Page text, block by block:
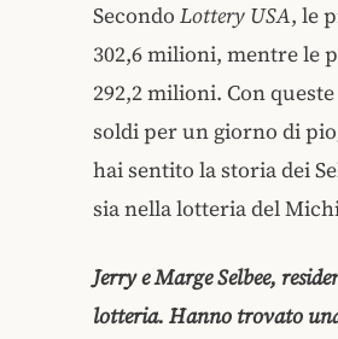
Secondo Lottery USA, le
302,6 milioni, mentre le
292,2 milioni. Con
soldi per un giorno di
hai sentito la storia dei
sia nella lotteria del
Jerry e Marge Selbee,
lotteria. Hanno trovato